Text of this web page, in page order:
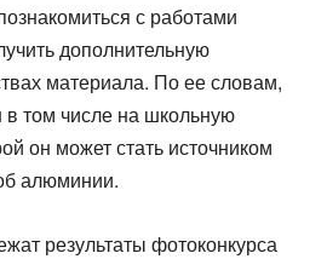
с работами
дополнительную
материала. По ее словам,
в том числе на школьную
он может стать источником
алюминии.
результаты фотоконкурса